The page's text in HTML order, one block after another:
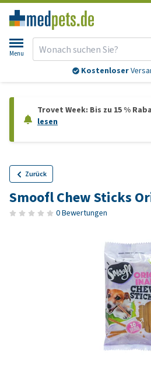
Menu
Kostenloser
Trovet Week: Bis zu 15 %
lesen
Zurück
Smoofl Chew Sticks
0 Bewertungen